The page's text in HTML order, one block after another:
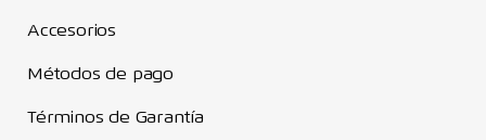
Accesorios
Métodos de pago
Términos de Garantía